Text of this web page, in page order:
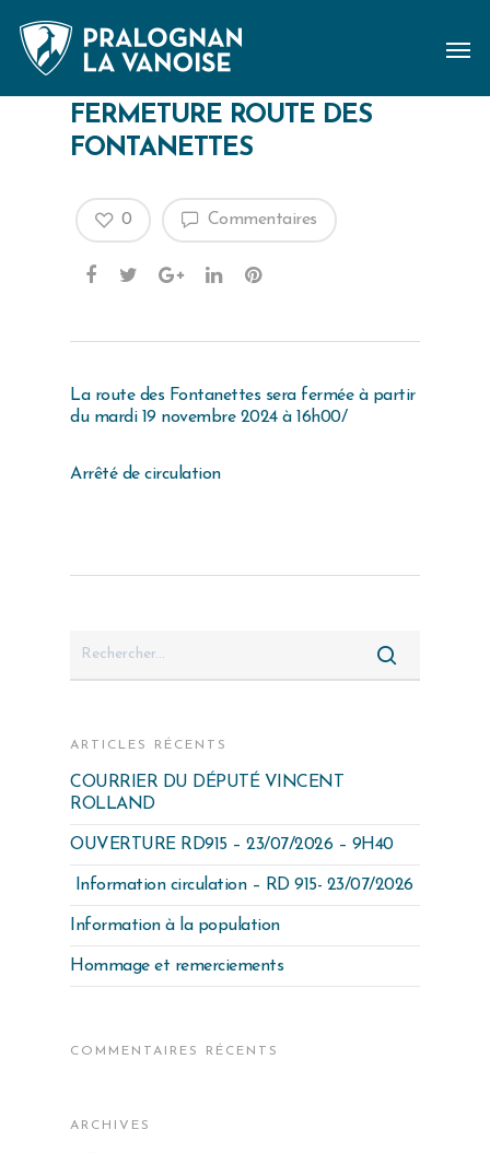
FERMETURE ROUTE DES
FONTANETTES
Commentaires
0
La route des Fontanettes sera fermée à partir
du mardi 19 novembre 2024 à 16h00/
Arrêté de circulation
ARTICLES RÉCENTS
COURRIER DU DÉPUTÉ VINCENT
ROLLAND
OUVERTURE RD915 – 23/07/2026 – 9H40
Information circulation – RD 915- 23/07/2026
Information à la population
Hommage et remerciements
COMMENTAIRES RÉCENTS
ARCHIVES